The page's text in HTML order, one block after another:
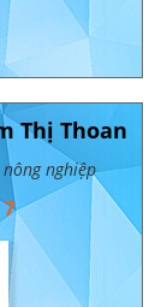
Thị Thoan
nghiệp